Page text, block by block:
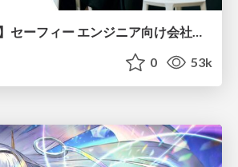
【５分でわかる】セーフィー エンジニア向け会社紹介
0 53k